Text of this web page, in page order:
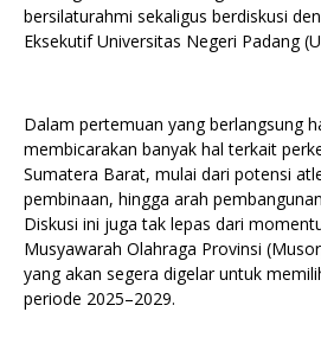
bersilaturahmi sekaligus berdiskusi
Eksekutif Universitas Negeri Padang
Dalam pertemuan yang berlangsung
membicarakan banyak hal terkait
Sumatera Barat, mulai dari potensi
pembinaan, hingga arah
Diskusi ini juga tak lepas dari
Musyawarah Olahraga Provinsi
yang akan segera digelar untuk
periode 2025–2029.